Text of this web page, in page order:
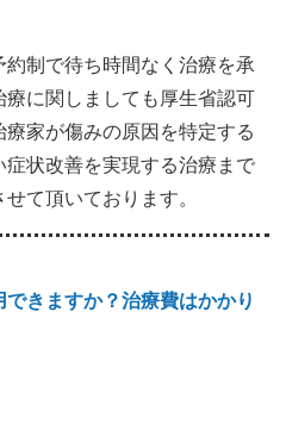
制で待ち時間なく治療を承
療に関しましても厚生省認可
家が傷みの原因を特定する
症状改善を実現する治療まで
て頂いております。
きますか？治療費はかかり